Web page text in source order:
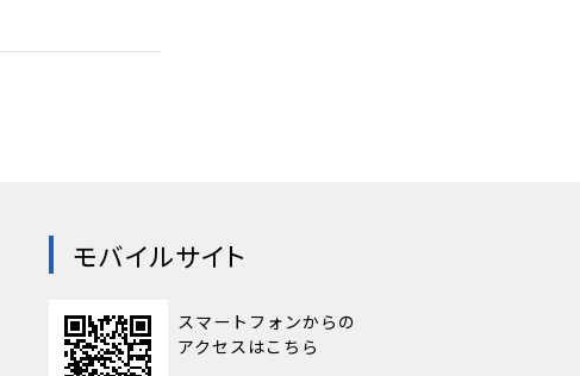
モバイルサイト
スマートフォンからの
アクセスはこちら